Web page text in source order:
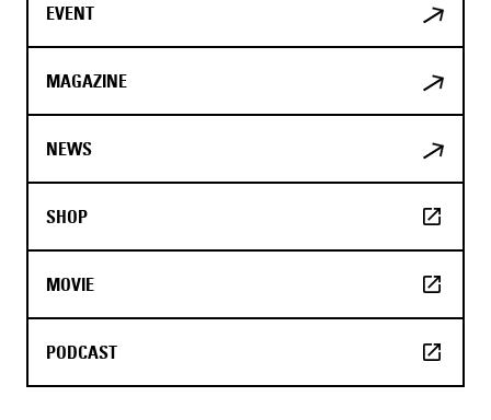
EVENT
MAGAZINE
NEWS
SHOP
MOVIE
PODCAST